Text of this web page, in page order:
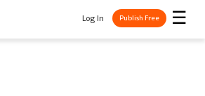
☰
Log In Publish Free